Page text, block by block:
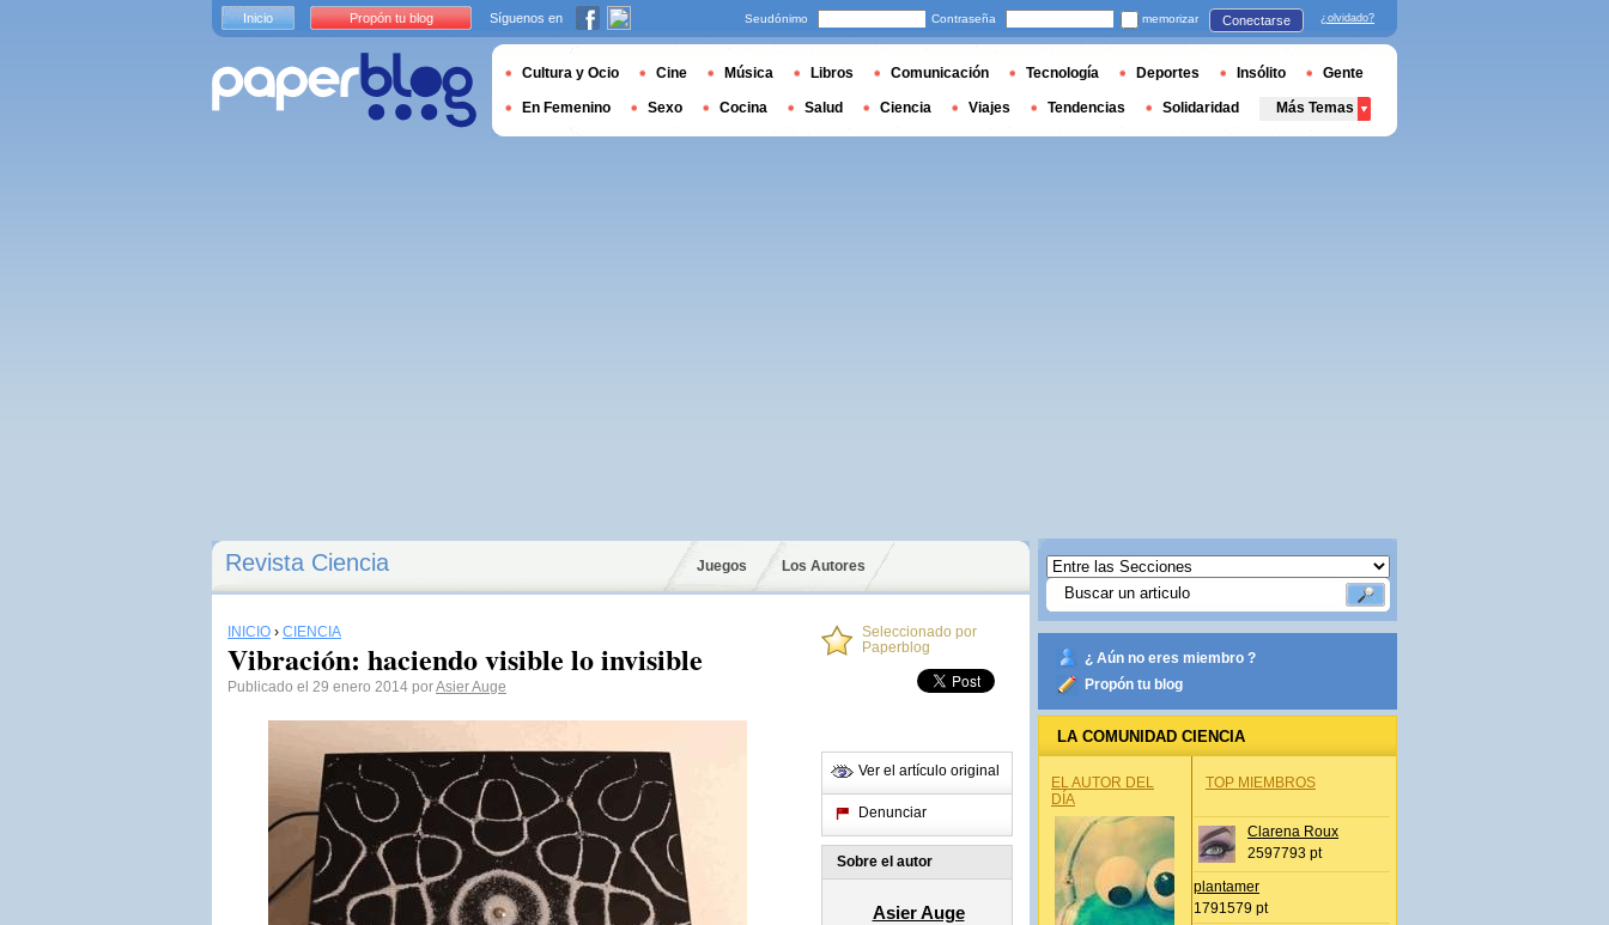
Revista Ciencia Juegos Los Autores
INICIO › CIENCIA
Vibración: haciendo visible lo invisible
Publicado el 29 enero 2014 porAsier Auge
Seleccionado por
Paperblog
Ver el artículo original
Denunciar
Sobre el autor
Asier Auge
¿ Aún no eres miembro ?
Propón tu blog
LA COMUNIDAD CIENCIA
EL AUTOR DEL
DÍA
TOP MIEMBROS
Clarena Roux
2597793 pt
plantamer
1791579 pt
Inicio Propón tu blog Síguenos en Seudónimo Contraseña memorizar Conectarse ¿olvidado?
Cultura y Ocio Cine Música Libros Comunicación Tecnología Deportes Insólito Gente
En Femenino Sexo Cocina Salud Ciencia Viajes Tendencias Solidaridad Más Temas